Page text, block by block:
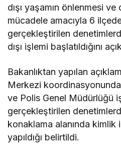
dışı yaşamın önlenmesi
mücadele amacıyla 6
gerçekleştirilen
dışı işlemi başlatıldığını
Bakanlıktan yapılan
Merkezi
ve Polis Genel Müdürlüğü
gerçekleştirilen
konaklama alanında kimlik
yapıldığı belirtildi.